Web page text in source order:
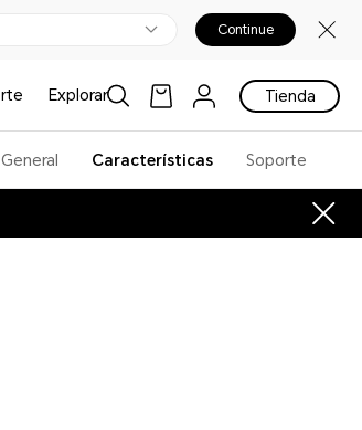
Continue
Explorar Tienda
Características Soporte